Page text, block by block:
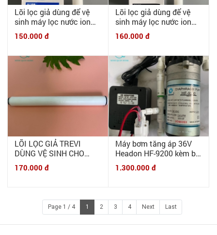
sinh máy lọc nước ion
kiềm Panasonic 6000L
150.000 đ
Lõi lọc giả dùng để vệ
sinh máy lọc nước ion
kiềm Panasonic 12000L
160.000 đ
LÕI LỌC GIẢ TREVI
Máy bơm tăng áp 36V